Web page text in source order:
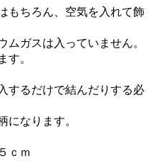
もちろん、空気を入れて飾
ムガスは入っていません。
す。
するだけで結んだりする必
になります。
ｃｍ